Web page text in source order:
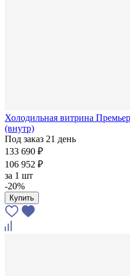
Холодильная витрина
(внутр)
Под заказ 21 день
133 690 ₽
106 952 ₽
за 1 шт
-20%
Купить